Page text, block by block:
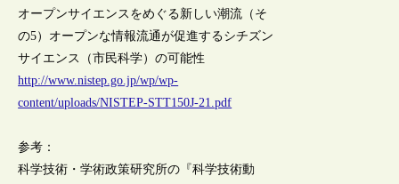
オープンサイエンスをめぐる新しい潮流（そ
の5）オープンな情報流通が促進するシチズン
サイエンス（市民科学）の可能性
http://www.nistep.go.jp/wp/wp-
content/uploads/NISTEP-STT150J-21.pdf
参考：
科学技術・学術政策研究所の『科学技術動